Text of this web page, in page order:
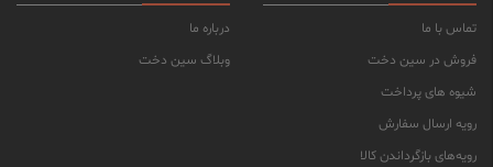
تماس با ما
فروش در سین دخت
شیوه های پرداخت
رویه ارسال سفارش
رویه‌های بازگرداندن کالا
درباره ما
وبلاگ سین دخت